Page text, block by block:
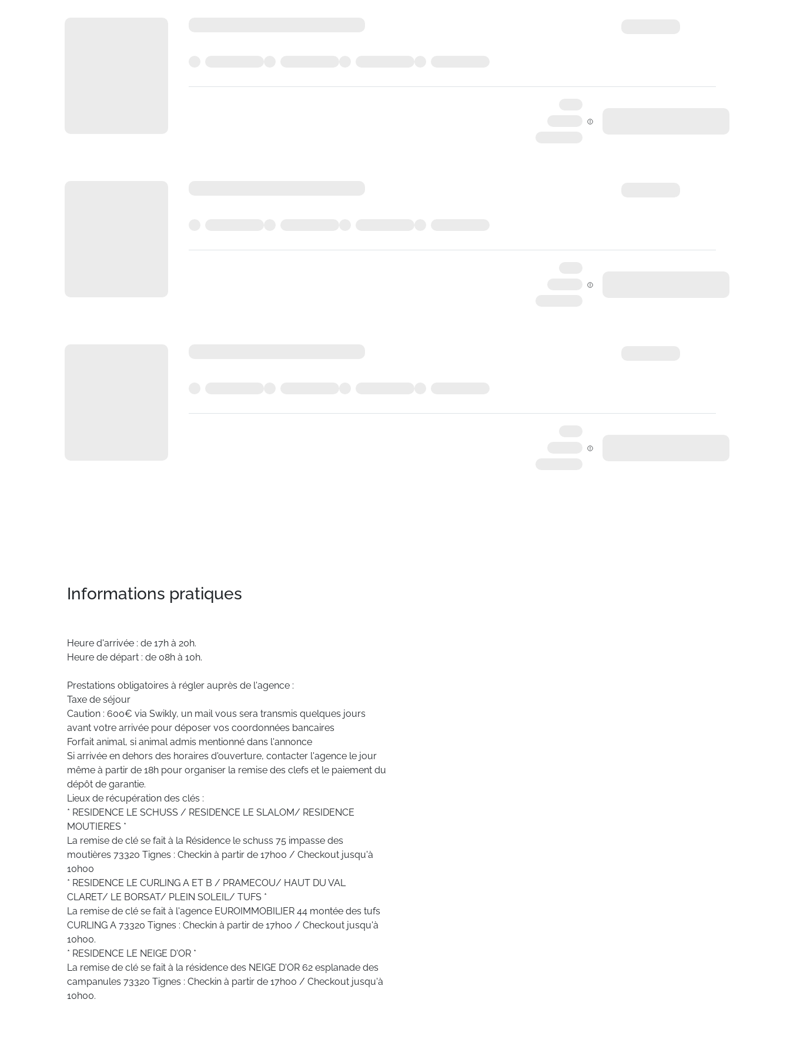
Informations pratiques
Heure d'arrivée : de 17h à 20h.
Heure de départ : de 08h à 10h.
Prestations obligatoires à régler auprès de l'agence :
Taxe de séjour
Caution : 600€ via Swikly, un mail vous sera transmis quelques jours
avant votre arrivée pour déposer vos coordonnées bancaires
Forfait animal, si animal admis mentionné dans l'annonce
Si arrivée en dehors des horaires d'ouverture, contacter l'agence le jour
même à partir de 18h pour organiser la remise des clefs et le paiement du
dépôt de garantie.
Lieux de récupération des clés :
* RESIDENCE LE SCHUSS / RESIDENCE LE SLALOM/ RESIDENCE
MOUTIERES *
La remise de clé se fait à la Résidence le schuss 75 impasse des
moutières 73320 Tignes : Checkin à partir de 17h00 / Checkout jusqu'à
10h00
* RESIDENCE LE CURLING A ET B / PRAMECOU/ HAUT DU VAL
CLARET/ LE BORSAT/ PLEIN SOLEIL/ TUFS *
La remise de clé se fait à l'agence EUROIMMOBILIER 44 montée des tufs
CURLING A 73320 Tignes : Checkin à partir de 17h00 / Checkout jusqu'à
10h00.
* RESIDENCE LE NEIGE D'OR *
La remise de clé se fait à la résidence des NEIGE D'OR 62 esplanade des
campanules 73320 Tignes : Checkin à partir de 17h00 / Checkout jusqu'à
10h00.